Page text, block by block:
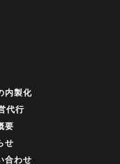
内製化
代行
要
せ
合わせ